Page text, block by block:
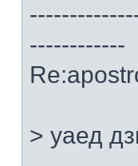
------------
> уаед